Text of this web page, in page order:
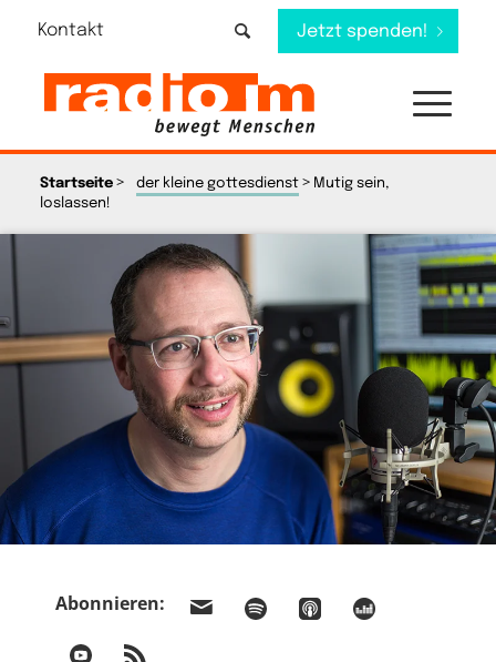
Kontakt Jetzt spenden!
Startseite> der kleine gottesdienst> Mutig sein,
loslassen!
Abonnieren: